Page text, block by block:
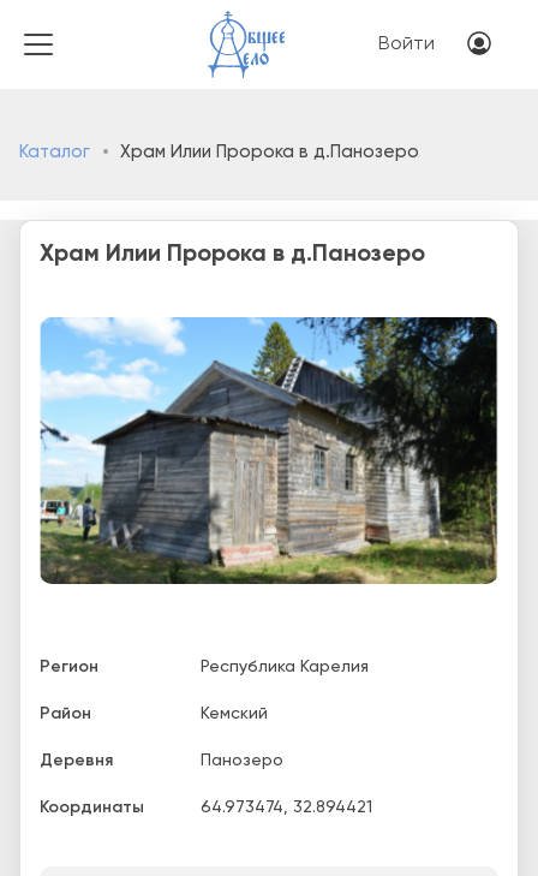
Меню
Войти
Каталог Храм Илии Пророка в д.Панозеро
Храм Илии Пророка в д.Панозеро
Регион Республика Карелия
Район Кемский
Деревня Панозеро
Координаты 64.973474, 32.894421